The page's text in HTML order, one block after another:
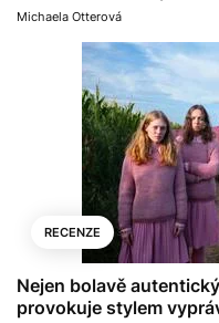
Michaela Otterová
RECENZE
Nejen bolavě
provokuje stylem